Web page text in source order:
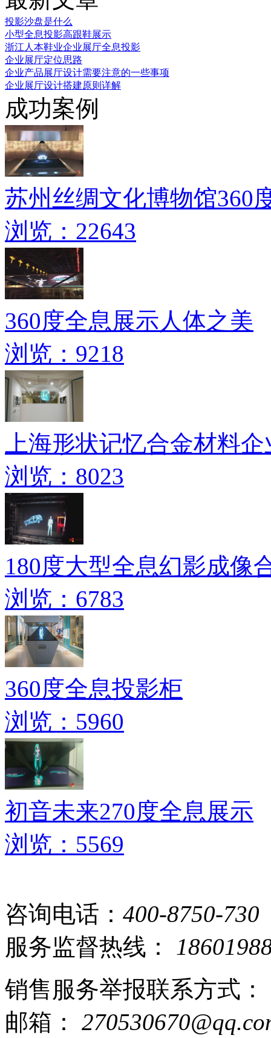
投影沙盘是什么
小型全息投影高跟鞋展示
浙江人本鞋业企业展厅全息投影
企业展厅定位思路
企业产品展厅设计需要注意的一些事项
企业展厅设计搭建原则详解
成功案例
苏州丝绸文化博物馆360
浏览：22643
360度全息展示人体之美
浏览：9218
上海形状记忆合金材料
浏览：8023
180度大型全息幻影成像
浏览：6783
360度全息投影柜
浏览：5960
初音未来270度全息展示
浏览：5569
咨询电话： 400-8750-730
服务监督热线：
销售服务举报联系方式：
邮箱：